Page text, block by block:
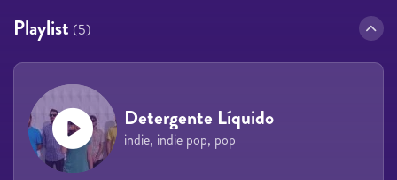
Playlist (5)
Detergente Líquido
indie, indie pop, pop